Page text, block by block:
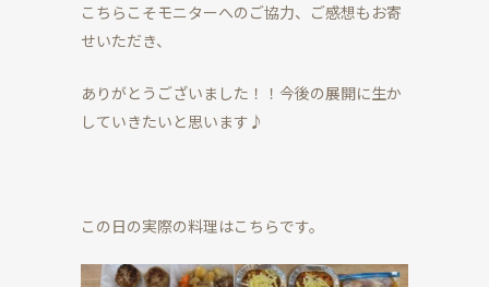
こちらこそモニターへのご協力、ご感想もお寄
せいただき、
ありがとうございました！！今後の展開に生か
していきたいと思います♪
この日の実際の料理はこちらです。